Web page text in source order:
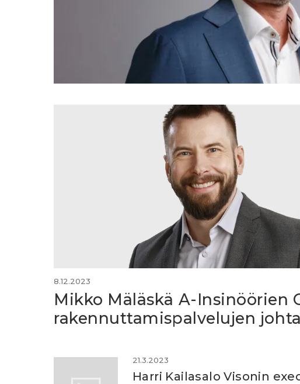
8.12.2023
Mikko Mäläskä A-Insinöörien
rakennuttamispalvelujen
21.3.2023
Harri Kailasalo Visonin